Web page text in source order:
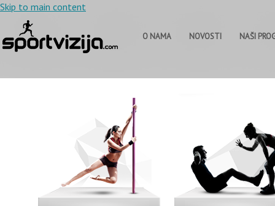
Skip to main content
O NAMA NOVOSTI NAŠI